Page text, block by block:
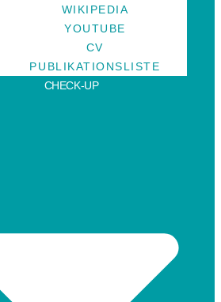
WIKIPEDIA
YOUTUBE
CV
PUBLIKATIONSLISTE
CHECK-UP